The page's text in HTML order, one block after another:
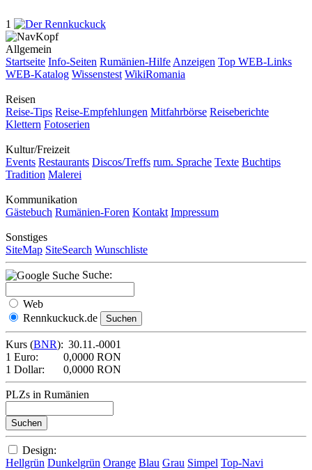
1
Allgemein
Startseite Info-Seiten Rumänien-Hilfe Anzeigen Top WEB-Links
WEB-Katalog Wissenstest WikiRomania
Reisen
Reise-Tips Reise-Empfehlungen Mitfahrbörse Reiseberichte
Klettern Fotoserien
Kultur/Freizeit
Events Restaurants Discos/Treffs rum. Sprache Texte Buchtips
Tradition Malerei
Kommunikation
Gästebuch Rumänien-Foren Kontakt Impressum
Sonstiges
SiteMap SiteSearch Wunschliste
Suche:
Web
Rennkuckuck.de
Kurs (BNR): 30.11.-0001
1 Euro:
0,0000 RON
1 Dollar:
0,0000 RON
PLZs in Rumänien
Design:
Hellgrün Dunkelgrün Orange Blau Grau Simpel Top-Navi